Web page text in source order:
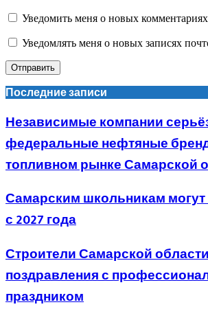
Уведомить меня о новых
Уведомлять меня о новых записях
Последние записи
Независимые компании
федеральные нефтяные
топливном рынке Самарской
Самарским школьникам
с 2027 года
Строители Самарской
поздравления с
праздником